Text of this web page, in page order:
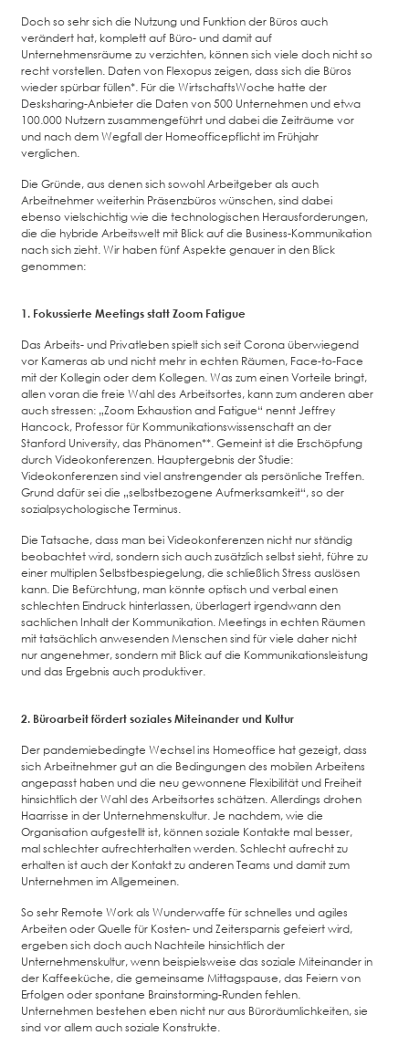
Doch so sehr sich die Nutzung und Funktion der Büros auch
verändert hat, komplett auf Büro- und damit auf
Unternehmensräume zu verzichten, können sich viele doch nicht so
recht vorstellen. Daten von Flexopus zeigen, dass sich die Büros
wieder spürbar füllen*. Für die WirtschaftsWoche hatte der
Desksharing-Anbieter die Daten von 500 Unternehmen und etwa
100.000 Nutzern zusammengeführt und dabei die Zeiträume vor
und nach dem Wegfall der Homeofficepflicht im Frühjahr
verglichen.
Die Gründe, aus denen sich sowohl Arbeitgeber als auch
Arbeitnehmer weiterhin Präsenzbüros wünschen, sind dabei
ebenso vielschichtig wie die technologischen Herausforderungen,
die die hybride Arbeitswelt mit Blick auf die Business-Kommunikation
nach sich zieht. Wir haben fünf Aspekte genauer in den Blick
genommen:
1. Fokussierte Meetings statt Zoom Fatigue
Das Arbeits- und Privatleben spielt sich seit Corona überwiegend
vor Kameras ab und nicht mehr in echten Räumen, Face-to-Face
mit der Kollegin oder dem Kollegen. Was zum einen Vorteile bringt,
allen voran die freie Wahl des Arbeitsortes, kann zum anderen aber
auch stressen: „Zoom Exhaustion and Fatigue“ nennt Jeffrey
Hancock, Professor für Kommunikationswissenschaft an der
Stanford University, das Phänomen**. Gemeint ist die Erschöpfung
durch Videokonferenzen. Hauptergebnis der Studie:
Videokonferenzen sind viel anstrengender als persönliche Treffen.
Grund dafür sei die „selbstbezogene Aufmerksamkeit“, so der
sozialpsychologische Terminus.
Die Tatsache, dass man bei Videokonferenzen nicht nur ständig
beobachtet wird, sondern sich auch zusätzlich selbst sieht, führe zu
einer multiplen Selbstbespiegelung, die schließlich Stress auslösen
kann. Die Befürchtung, man könnte optisch und verbal einen
schlechten Eindruck hinterlassen, überlagert irgendwann den
sachlichen Inhalt der Kommunikation. Meetings in echten Räumen
mit tatsächlich anwesenden Menschen sind für viele daher nicht
nur angenehmer, sondern mit Blick auf die Kommunikationsleistung
und das Ergebnis auch produktiver.
2. Büroarbeit fördert soziales Miteinander und Kultur
Der pandemiebedingte Wechsel ins Homeoffice hat gezeigt, dass
sich Arbeitnehmer gut an die Bedingungen des mobilen Arbeitens
angepasst haben und die neu gewonnene Flexibilität und Freiheit
hinsichtlich der Wahl des Arbeitsortes schätzen. Allerdings drohen
Haarrisse in der Unternehmenskultur. Je nachdem, wie die
Organisation aufgestellt ist, können soziale Kontakte mal besser,
mal schlechter aufrechterhalten werden. Schlecht aufrecht zu
erhalten ist auch der Kontakt zu anderen Teams und damit zum
Unternehmen im Allgemeinen.
So sehr Remote Work als Wunderwaffe für schnelles und agiles
Arbeiten oder Quelle für Kosten- und Zeitersparnis gefeiert wird,
ergeben sich doch auch Nachteile hinsichtlich der
Unternehmenskultur, wenn beispielsweise das soziale Miteinander in
der Kaffeeküche, die gemeinsame Mittagspause, das Feiern von
Erfolgen oder spontane Brainstorming-Runden fehlen.
Unternehmen bestehen eben nicht nur aus Büroräumlichkeiten, sie
sind vor allem auch soziale Konstrukte.